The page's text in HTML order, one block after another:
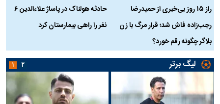
راز ۱۵ روز بی‌خبری از حمیدرضا
رجب‌زاده فاش شد؛ قرار مرگ با زن
بلاگر چگونه رقم خورد؟
حادثه هولناک در پاساژ علاءالدین ۶
نفر را راهی بیمارستان کرد
لیگ برتر ۱ ۲